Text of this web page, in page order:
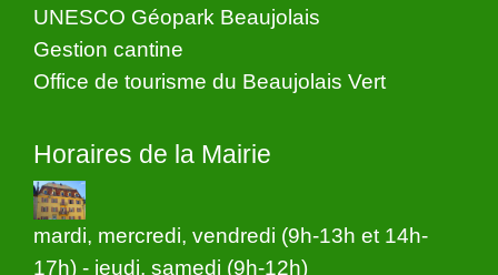
UNESCO Géopark Beaujolais
Gestion cantine
Office de tourisme du Beaujolais Vert
Horaires de la Mairie
mardi, mercredi, vendredi (9h-13h et 14h-
17h) - jeudi, samedi (9h-12h)